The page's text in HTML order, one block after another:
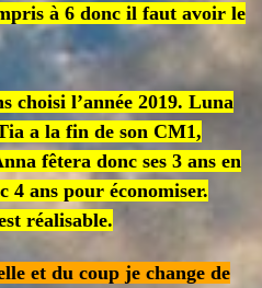
à 6 donc il faut avoir le
choisi l’année 2019. Luna
a la fin de son CM1,
fêtera donc ses 3 ans en
4 ans pour économiser.
réalisable.
et du coup je change de